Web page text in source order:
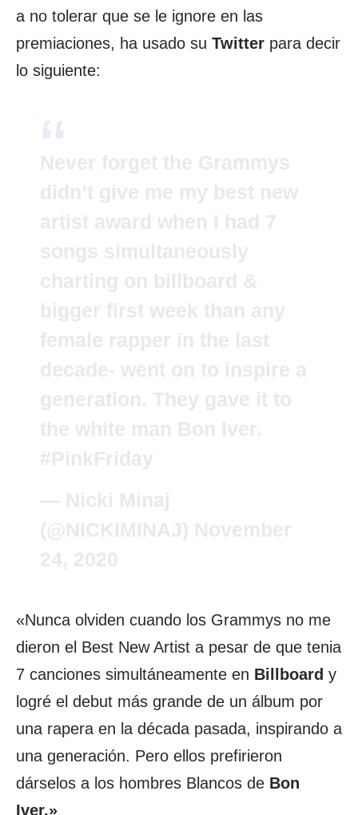
a no tolerar que se le ignore en las
premiaciones, ha usado su Twitter para decir
lo siguiente:
«Nunca olviden cuando los Grammys no me
dieron el Best New Artist a pesar de que tenia
7 canciones simultáneamente en Billboard y
logré el debut más grande de un álbum por
una rapera en la década pasada, inspirando a
una generación. Pero ellos prefirieron
dárselos a los hombres Blancos de Bon
Iver.»